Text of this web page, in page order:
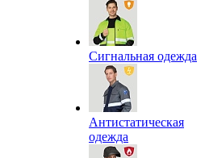
Сигнальная одежда
Антистатическая
одежда